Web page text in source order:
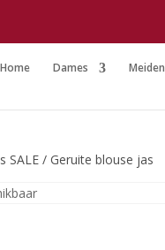
Home Dames Meiden
SALE / Geruite blouse jas